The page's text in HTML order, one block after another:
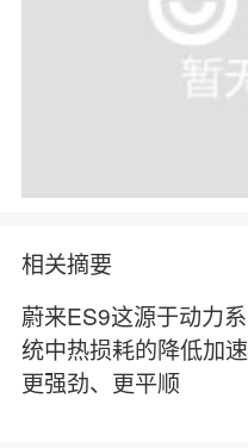
相关摘要
蔚来ES9这源于动力系
统中热损耗的降低加速
更强劲、更平顺